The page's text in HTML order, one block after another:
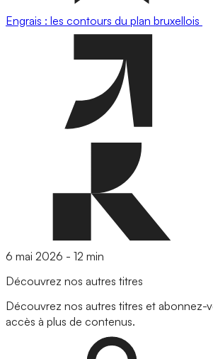
Engrais : les contours du plan bruxellois
6 mai 2026 - 12 min
Découvrez nos autres titres
Découvrez nos autres titres et abonnez-
accès à plus de contenus.